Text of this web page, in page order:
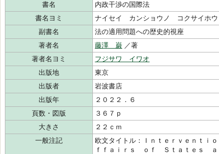
書名
内政干渉の国際法
書名ヨミ
ナイセイ カンショウノ コクサイホウ
副書名
法の適用問題への歴史的視座
著者名
藤澤 巌 ／著
著者名ヨミ
フジサワ イワオ
出版地
東京
出版者
岩波書店
出版年
２０２２．６
頁数・図版
３６７ｐ
大きさ
２２ｃｍ
一般注記
欧文タイトル：Ｉｎｔｅｒｖｅｎｔ
ｆｆａｉｒｓ ｏｆ Ｓｔａｔｅｓ